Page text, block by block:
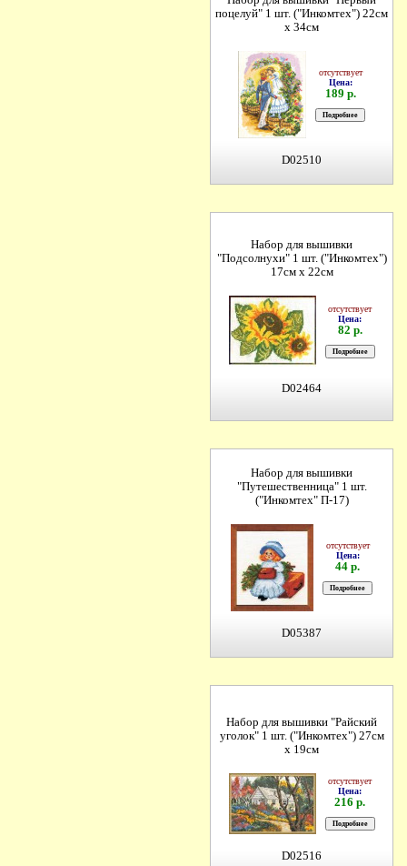
поцелуй" 1 шт. ("Инкомтех") 22см
х 34см
отсутствует
Цена:
189 р.
D02510
Набор для вышивки
"Подсолнухи" 1 шт. ("Инкомтех")
17см х 22см
отсутствует
Цена:
82 р.
D02464
Набор для вышивки
"Путешественница" 1 шт.
("Инкомтех" П-17)
отсутствует
Цена:
44 р.
D05387
Набор для вышивки "Райский
уголок" 1 шт. ("Инкомтех") 27см
х 19см
отсутствует
Цена:
216 р.
D02516